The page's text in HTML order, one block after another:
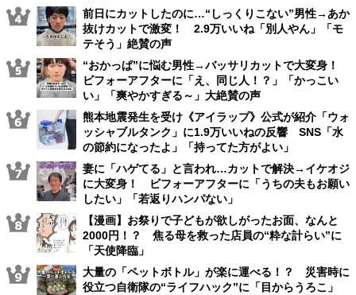
前日にカットしたのに…“しっくりこない”男性→あか
抜けカットで激変！ 2.9万いいね「別人やん」「モ
テそう」絶賛の声
“おかっぱ”に悩む男性→バッサリカットで大変身！
ビフォーアフターに「え、同じ人！？」「かっこい
い」「爽やかすぎる～」大絶賛の声
熊本地震発生を受け《アイラップ》公式が紹介「ウォ
ッシャブルタンク」に1.9万いいねの反響 SNS「水
の節約になったよ」「持ってた方がよい」
妻に「ハゲてる」と言われ…カットで解決→イケオジ
に大変身！ ビフォーアフターに「うちの夫もお願い
したい」「若返りハンパない」
【漫画】お祭りで子どもが欲しがったお面、なんと
2000円！？ 焦る母を救った店員の“粋な計らい”に
「天使降臨」
大量の「ペットボトル」が楽に運べる！？ 災害時に
役立つ自衛隊の“ライフハック”に「目からうろこ」